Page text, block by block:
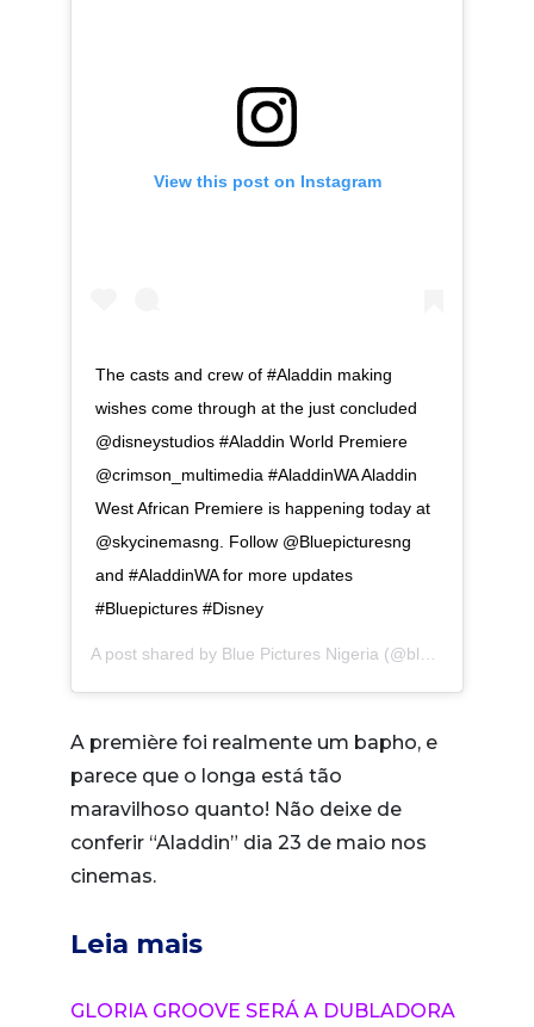
View this post on Instagram
The casts and crew of #Aladdin making
wishes come through at the just concluded
@disneystudios #Aladdin World Premiere
@crimson_multimedia #AladdinWA Aladdin
West African Premiere is happening today at
@skycinemasng. Follow @Bluepicturesng
and #AladdinWA for more updates
#Bluepictures #Disney
A post shared by Blue Pictures Nigeria (@bluepicturesng) on
A première foi realmente um bapho, e
parece que o longa está tão
maravilhoso quanto! Não deixe de
conferir “Aladdin” dia 23 de maio nos
cinemas.
Leia mais
GLORIA GROOVE SERÁ A DUBLADORA